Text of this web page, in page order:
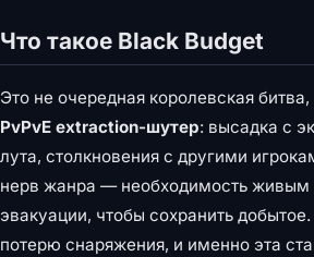
Что такое Black Budget
Это не очередная королевская
PvPvE extraction-шутер: высадка с
лута, столкновения с другими
нерв жанра — необходимость живым
эвакуации, чтобы сохранить
потерю снаряжения, и именно эта